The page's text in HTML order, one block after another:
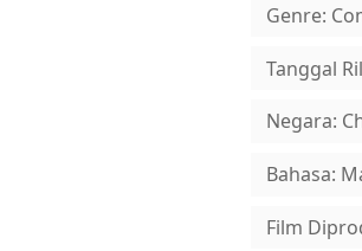
Genre:
Tanggal
Negara:
Bahasa:
Film